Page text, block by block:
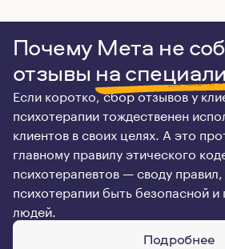
Почему Мета не
отзывы на
Если коротко, сбор отзывов у
психотерапии тождественен
клиентов в своих целях. А это
главному правилу этического
психотерапевтов — своду
психотерапии быть безопасной и
людей.
Подробнее